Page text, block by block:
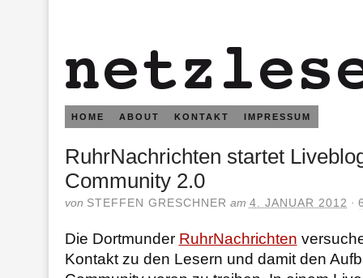
HOME ABOUT KONTAKT IMPRESSUM
RuhrNachrichten startet
Community 2.0
von STEFFEN GRESCHNER am 4. JANUAR 2012 ·
Die Dortmunder RuhrNachrichten
Kontakt zu den Lesern und damit den